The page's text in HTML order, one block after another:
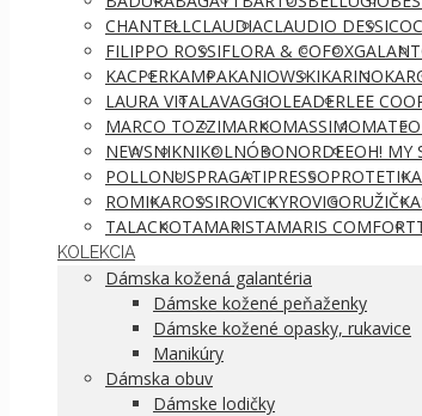
CHANTELLCLAUDIACLAUDIO DESSI
FILIPPO ROSSIFLORA & COFOXGALANT
KACPERKAMPAKANIOWSKIKARINO
LAURA VITALAVAGGIOLEADERLEE
MARCO TOZZIMARKOMASSIMOMATEO
NEWSNIKNIKOLNÓBONORDEEOH! MY
POLLONUSPRAGATIPRESSOPROTETIKA
ROMIKAROSSIROVICKYROVIGORUŽIČKA
TALACKOTAMARISTAMARIS COMFORT
KOLEKCIA
Dámska kožená galantéria
Dámske kožené peňaženky
Dámske kožené opasky, rukavice
Manikúry
Dámska obuv
Dámske lodičky